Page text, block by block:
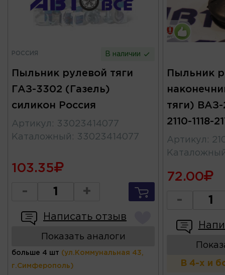
РОССИЯ В наличии
Пыльник рулевой тяги
ГАЗ-3302 (Газель)
силикон Россия
Артикул : 33023414077
Каталожный : 33023414077
103.35
- +
Написать отзыв
Показать аналоги
больше 4 шт (ул.Коммунальная 43,
г.Симферополь)
Пыльник
тяги) ВАЗ-
2110-1118-
Артикул :
72.00
-
В 4-х и